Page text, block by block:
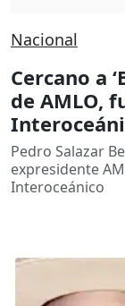
Nacional
Cercano a
de AMLO,
Pedro Salazar
expresidente
Interoceánico